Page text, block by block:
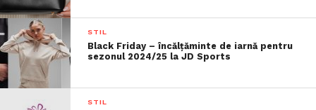
STIL
Black Friday – încălțăminte de iarnă pentru
sezonul 2024/25 la JD Sports
STIL